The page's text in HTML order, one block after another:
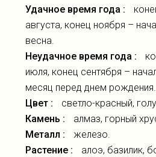
Удачное время года :
августа, конец ноября –
весна.
Неудачное время года :
июля, конец сентября –
месяц перед днем рождения.
Цвет :
светло-красный,
Камень :
алмаз, горный
Металл :
железо.
Растение :
алоэ, базилик,